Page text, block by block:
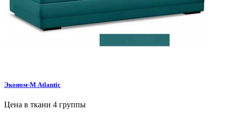
Эконом-М Atlantic
Цена в ткани 4 группы